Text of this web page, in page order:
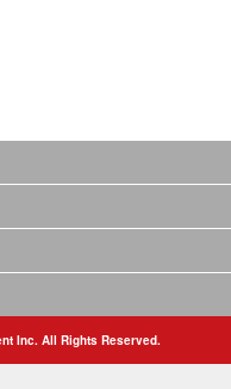
Inc. All Rights Reserved.